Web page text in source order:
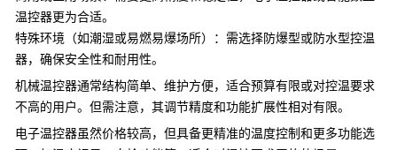
温控器更为合适。
特殊环境（如潮湿或易燃易爆场所）：需选择防爆型或防水型控温
器，确保安全性和耐用性。
机械温控器通常结构简单、维护方便，适合预算有限或对控温要求
不高的用户。但需注意，其调节精度和功能扩展性相对有限。
电子温控器虽然价格较高，但具备更精准的温度控制和更多功能选